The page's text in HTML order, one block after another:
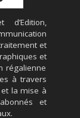
et
et
régalienne
à travers
la mise à
et